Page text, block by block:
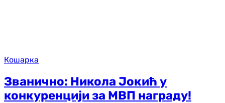
Кошарка
Званично: Никола Јокић у
конкуренцији за МВП награду!